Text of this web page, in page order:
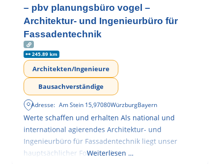
– pbv planungsbüro vogel –
Architektur- und Ingenieurbüro für
Fassadentechnik
245.89 km
Architekten/Ingenieure
Bausachverständige
Adresse: Am Stein 15,97080WürzburgBayern
Werte schaffen und erhalten Als national und
international agierendes Architektur- und
Ingenieurbüro für Fassadentechnik liegt unser
hauptsächlicher Fokus in der
Weiterlesen …